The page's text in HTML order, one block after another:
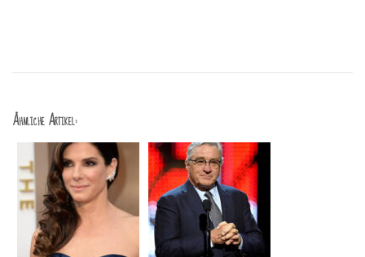
Ähnliche Artikel: